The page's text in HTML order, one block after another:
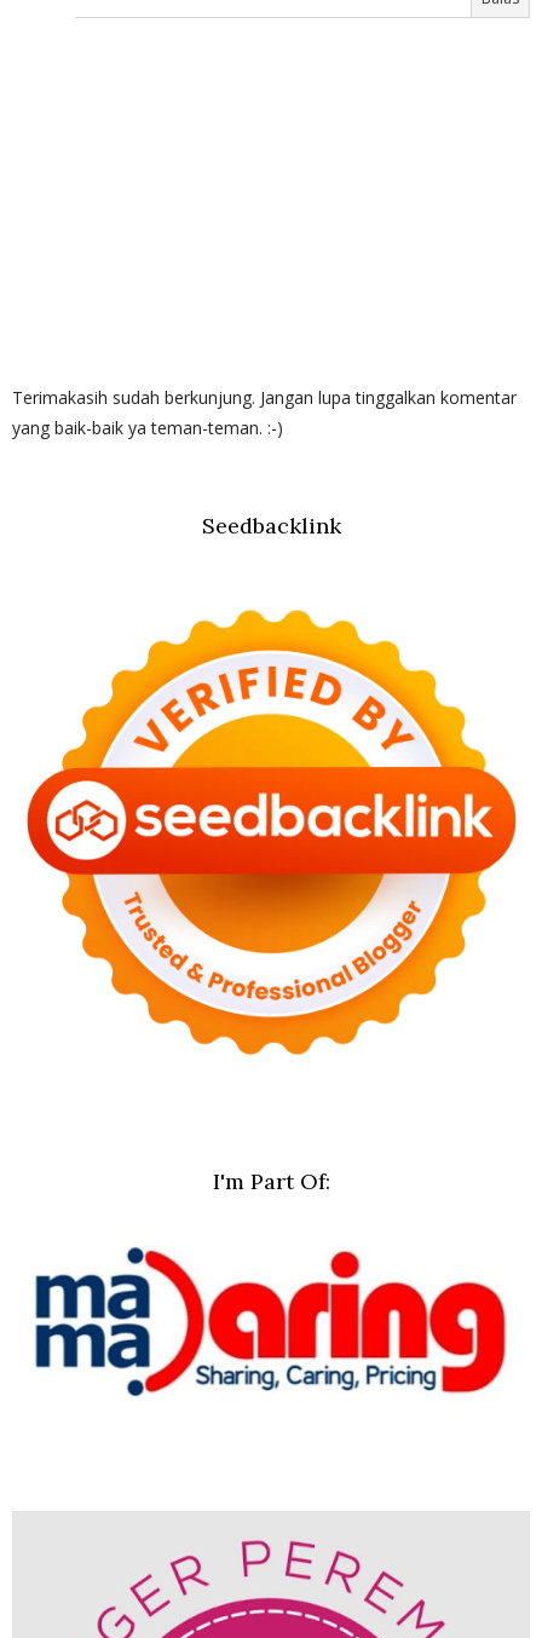
Terimakasih sudah berkunjung. Jangan lupa tinggalkan komentar
yang baik-baik ya teman-teman. :-)
Seedbacklink
I'm Part Of: